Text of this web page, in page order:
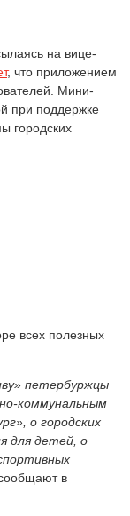
на вице-
, что приложением
Мини-
при поддержке
городских
всех полезных
петербуржцы
коммунальным
о городских
для детей, о
в